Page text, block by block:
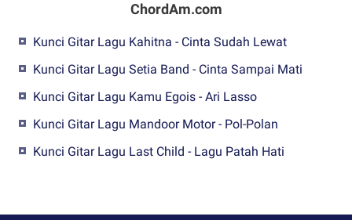
ChordAm.com
Kunci Gitar Lagu Kahitna - Cinta Sudah Lewat
Kunci Gitar Lagu Setia Band - Cinta Sampai Mati
Kunci Gitar Lagu Kamu Egois - Ari Lasso
Kunci Gitar Lagu Mandoor Motor - Pol-Polan
Kunci Gitar Lagu Last Child - Lagu Patah Hati